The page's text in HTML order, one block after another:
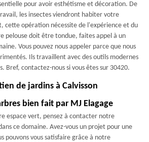
pour avoir esthétisme et décoration. De
les insectes viendront habiter votre
cette opération nécessite de l'expérience et du
pelouse doit être tondue, faites appel à un
Vous pouvez nous appeler parce que nous
Ils travaillent avec des outils modernes
Bref, contactez-nous si vous êtes sur 30420.
de jardins à Calvisson
bien fait par MJ Elagage
espace vert, pensez à contacter notre
ce domaine. Avez-vous un projet pour une
pouvons vous satisfaire grâce à notre